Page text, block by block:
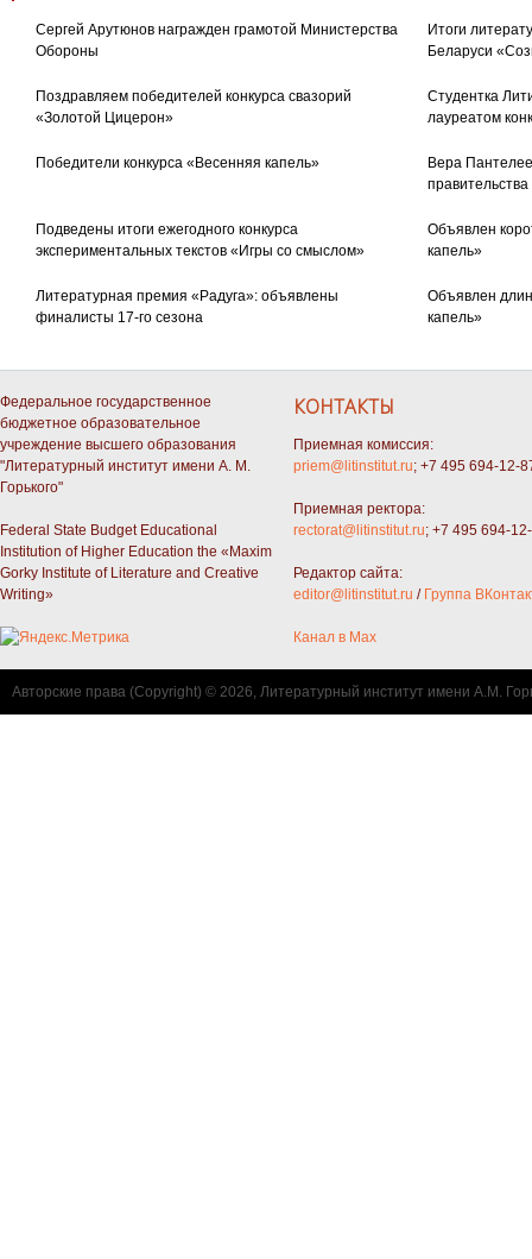
Сергей Арутюнов награжден грамотой Министерства
Обороны
Итоги
Беларуси
Поздравляем победителей конкурса свазорий
«Золотой Цицерон»
Студентка
лауреатом
Победители конкурса «Весенняя капель»
Вера
Подведены итоги ежегодного конкурса
экспериментальных текстов «Игры со смыслом»
Объявлен
капель»
Литературная премия «Радуга»: объявлены
финалисты 17-го сезона
Объявлен
капель»
Федеральное государственное
бюджетное образовательное
учреждение высшего образования
"Литературный институт имени А. М.
Горького"
Federal State Budget Educational
Institution of Higher Education the «Maxim
Gorky Institute of Literature and Creative
Writing»
КОНТАКТЫ
Приемная комиссия:
priem@litinstitut.ru; +7 495 694-12-
Приемная ректора:
rectorat@litinstitut.ru; +7 495 694-
Редактор сайта:
editor@litinstitut.ru / Группа
Канал в Max
Авторские права (Copyright) © 2026, Литературный институт имени А.М.